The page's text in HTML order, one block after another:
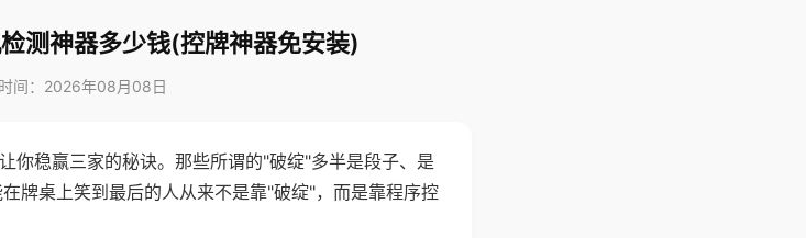
测神器多少钱(控牌神器免安装)
间：2026年08月08日
你稳赢三家的秘诀。那些所谓的"破绽"多半是段子、是
牌桌上笑到最后的人从来不是靠"破绽"，而是靠程序控